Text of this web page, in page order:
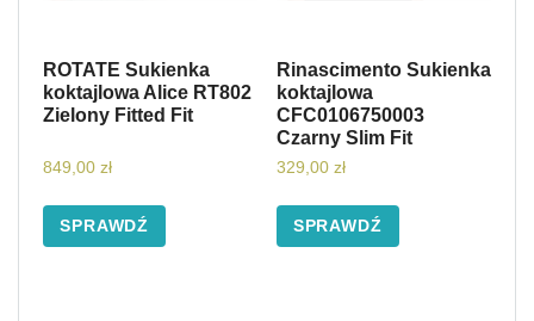
ROTATE Sukienka
koktajlowa Alice RT802
Zielony Fitted Fit
849,00 zł
SPRAWDŹ
Rinascimento Sukienka
koktajlowa
CFC0106750003
Czarny Slim Fit
329,00 zł
SPRAWDŹ